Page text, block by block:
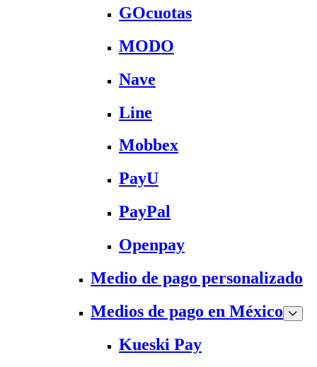
GOcuotas
MODO
Nave
Line
Mobbex
PayU
PayPal
Openpay
Medio de pago personalizado
Medios de pago en México
Kueski Pay